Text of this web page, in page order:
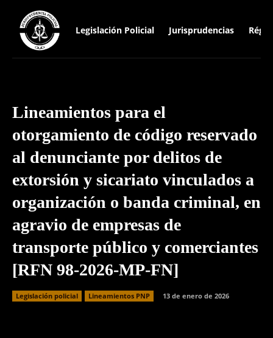
Legislación Policial Jurisprudencias
Lineamientos para el
otorgamiento de código reservado
al denunciante por delitos de
extorsión y sicariato vinculados a
organización o banda criminal, en
agravio de empresas de
transporte público y comerciantes
[RFN 98-2026-MP-FN]
Legislación policial Lineamientos PNP
13 de enero de 2026